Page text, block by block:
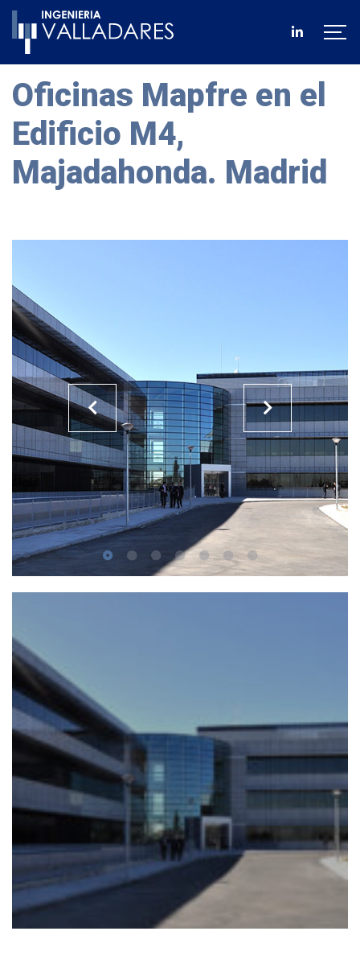
Oficinas Mapfre en el
Edificio M4,
Majadahonda. Madrid